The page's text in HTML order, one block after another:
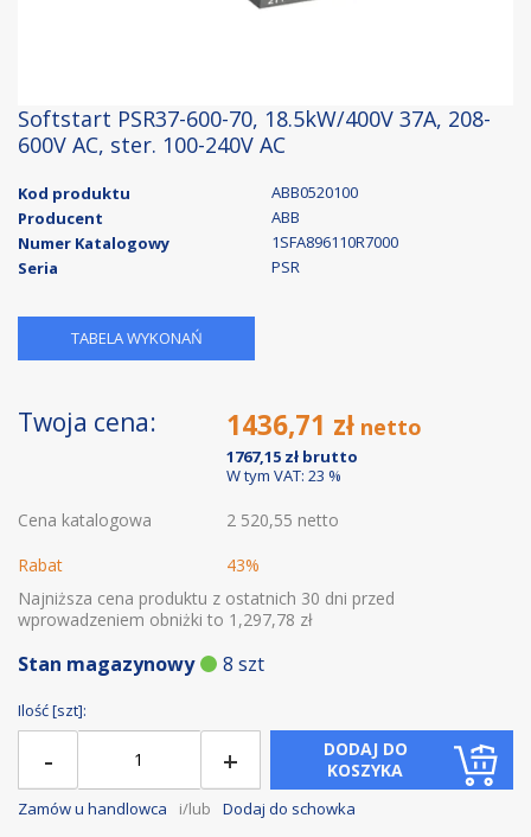
Softstart PSR37-600-70, 18.5kW/400V 37A, 208-
600V AC, ster. 100-240V AC
Kod produktu
ABB0520100
Producent
ABB
Numer Katalogowy
1SFA896110R7000
Seria
PSR
TABELA WYKONAŃ
Twoja cena: 1436,71 zł
1767,15 zł
W tym VAT: 23 %
Cena katalogowa
2 520,55 netto
Rabat
43%
Najniższa cena produktu z ostatnich 30 dni przed
wprowadzeniem obniżki to 1,297,78 zł
Stan magazynowy 8 szt
Ilość [szt]:
- +
DODAJ DO
KOSZYKA
Zamów u handlowca i/lub Dodaj do schowka